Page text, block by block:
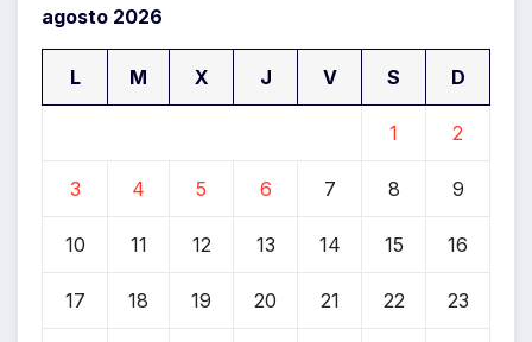
agosto 2026
L M X J V S D
1 2
3 4 5 6 7 8 9
10 11 12 13 14 15 16
17 18 19 20 21 22 23